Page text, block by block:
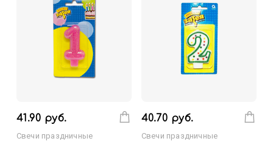
41.90 руб.
Свечи праздничные
40.70 руб.
Свечи праздничные